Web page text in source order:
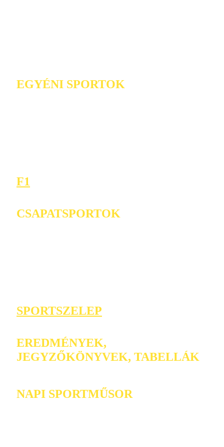
EGYÉNI SPORTOK
F1
CSAPATSPORTOK
SPORTSZELEP
EREDMÉNYEK,
JEGYZŐKÖNYVEK, TABELLÁK
NAPI SPORTMŰSOR